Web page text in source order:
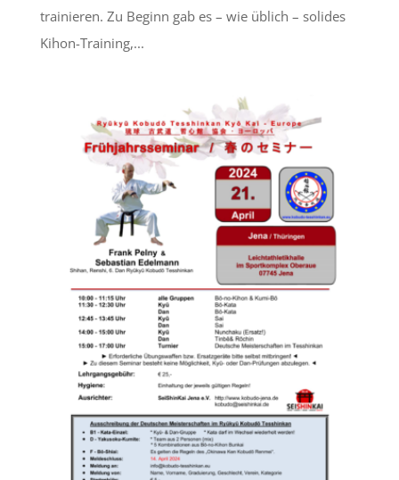
trainieren. Zu Beginn gab es – wie üblich – solides
Kihon-Training,...